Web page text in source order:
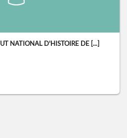
NATIONAL D'HISTOIRE DE [...]